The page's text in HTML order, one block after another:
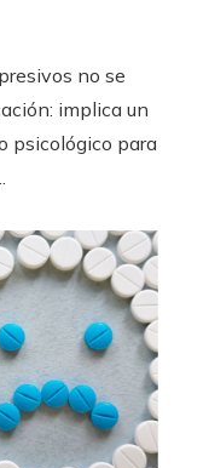
no se
implica un
psicológico para